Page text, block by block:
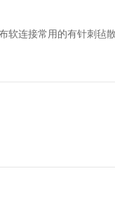
软连接常用的有针刺毡